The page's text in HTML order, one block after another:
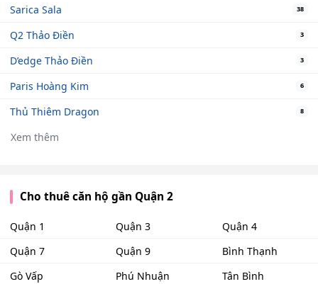
Sarica Sala 38
Q2 Thảo Điền 3
D’edge Thảo Điền 3
Paris Hoàng Kim 6
Thủ Thiêm Dragon 8
Xem thêm
Cho thuê căn hộ gần Quận 2
Quận 1 Quận 3
Quận 4
Quận 7
Quận 9
Bình Thạnh
Gò Vấp
Phú Nhuận
Tân Bình